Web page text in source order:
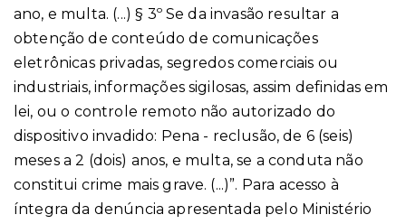
ano, e multa. (...) § 3º Se da invasão resultar a
obtenção de conteúdo de comunicações
eletrônicas privadas, segredos comerciais ou
industriais, informações sigilosas, assim definidas em
lei, ou o controle remoto não autorizado do
dispositivo invadido: Pena - reclusão, de 6 (seis)
meses a 2 (dois) anos, e multa, se a conduta não
constitui crime mais grave. (...)”. Para acesso à
íntegra da denúncia apresentada pelo Ministério